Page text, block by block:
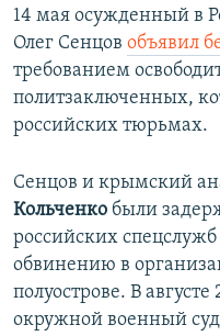
14 мая осужденный в
Олег Сенцов объявил
требованием
политзаключенных,
российских тюрьмах.
Сенцов и крымский
Кольченко были
российских
обвинению в
полуострове. В
окружной военный